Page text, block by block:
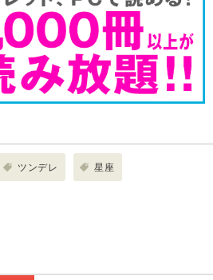
ツンデレ 星座